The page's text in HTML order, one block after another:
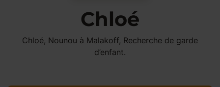
Chloé
Chloé, Nounou à Malakoff, Recherche de garde
d’enfant.